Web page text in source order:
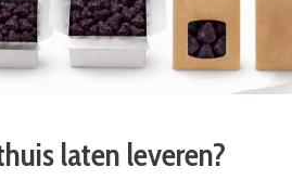
laten leveren?